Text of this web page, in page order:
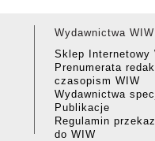
Wydawnictwa WIW
Sklep Internetowy
Prenumerata
czasopism WIW
Wydawnictwa
Publikacje
Regulamin
do WIW